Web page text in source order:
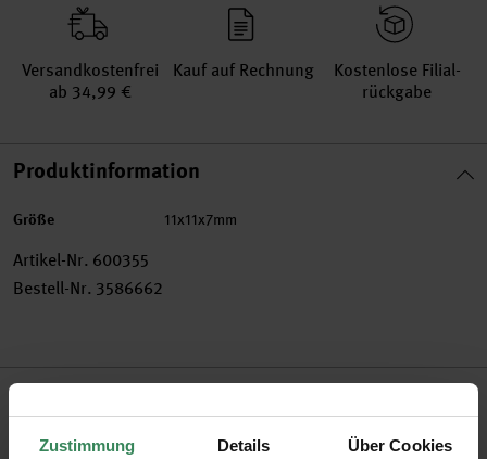
Zustimmung Details Über Cookies
Versand­kosten­frei
ab 34,99 €
Kauf auf Rechnung
Kosten­lose Filial­
rückgabe
Produktinformation
Größe 11x11x7mm
Artikel-Nr. 600355
Bestell-Nr. 3586662
Produktbeschreibung
Schmuck kann man ganz einfach selbst herstellen! Aus